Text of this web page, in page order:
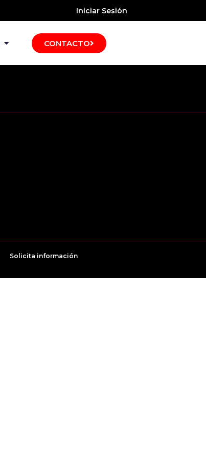
Iniciar Sesión
CONTACTO
Solicita información